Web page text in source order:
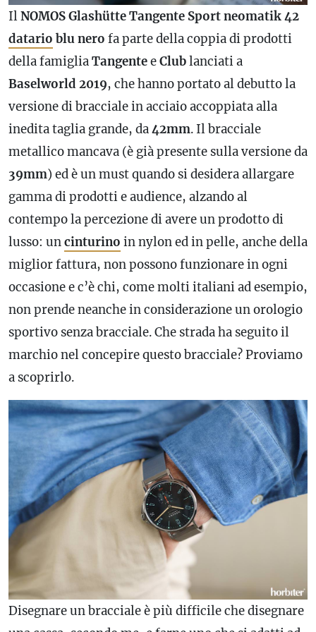
IlNOMOS Glashütte Tangente Sport neomatik 42
datario blu nero fa parte della coppia di prodotti
della famigliaTangenteeClublanciati a
Baselworld 2019, che hanno portato al debutto la
versione di bracciale in acciaio accoppiata alla
inedita taglia grande, da42mm. Il bracciale
metallico mancava (è già presente sulla versione da
39mm) ed è un must quando si desidera allargare
gamma di prodotti e audience, alzando al
contempo la percezione di avere un prodotto di
lusso: uncinturino in nylon ed in pelle, anche della
miglior fattura, non possono funzionare in ogni
occasione e c’è chi, come molti italiani ad esempio,
non prende neanche in considerazione un orologio
sportivo senza bracciale. Che strada ha seguito il
marchio nel concepire questo bracciale? Proviamo
a scoprirlo.
Disegnare un bracciale è più difficile che disegnare